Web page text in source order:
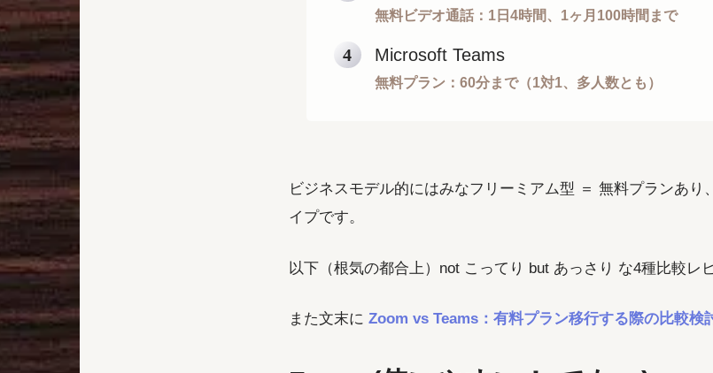
無料ビデオ通話：1日4時間、1ヶ月100時間まで
Microsoft Teams
無料プラン：60分まで（1対1、多人数とも）
ビジネスモデル的にはみなフリーミアム型 ＝ 無料プランあり
イプです。
以下（根気の都合上）not こってり but あっさり な4種比較レ
また文末に Zoom vs Teams：有料プラン移行する際の比較検